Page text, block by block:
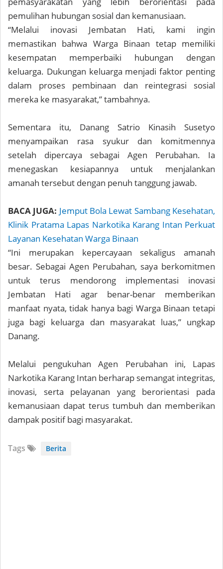
pemulihan hubungan sosial dan kemanusiaan.
“Melalui inovasi Jembatan Hati, kami ingin
memastikan bahwa Warga Binaan tetap memiliki
kesempatan memperbaiki hubungan dengan
keluarga. Dukungan keluarga menjadi faktor penting
dalam proses pembinaan dan reintegrasi sosial
mereka ke masyarakat,” tambahnya.
Sementara itu, Danang Satrio Kinasih Susetyo
menyampaikan rasa syukur dan komitmennya
setelah dipercaya sebagai Agen Perubahan. Ia
menegaskan kesiapannya untuk menjalankan
amanah tersebut dengan penuh tanggung jawab.
BACA JUGA: Jemput Bola Lewat Sambang Kesehatan,
Klinik Pratama Lapas Narkotika Karang Intan Perkuat
Layanan Kesehatan Warga Binaan
“Ini merupakan kepercayaan sekaligus amanah
besar. Sebagai Agen Perubahan, saya berkomitmen
untuk terus mendorong implementasi inovasi
Jembatan Hati agar benar-benar memberikan
manfaat nyata, tidak hanya bagi Warga Binaan tetapi
juga bagi keluarga dan masyarakat luas,” ungkap
Danang.
Melalui pengukuhan Agen Perubahan ini, Lapas
Narkotika Karang Intan berharap semangat integritas,
inovasi, serta pelayanan yang berorientasi pada
kemanusiaan dapat terus tumbuh dan memberikan
dampak positif bagi masyarakat.
Tags Berita